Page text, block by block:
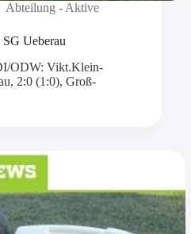
Abteilung - Aktive
Ueberau
ODW: Vikt.Klein-
2:0 (1:0), Groß-